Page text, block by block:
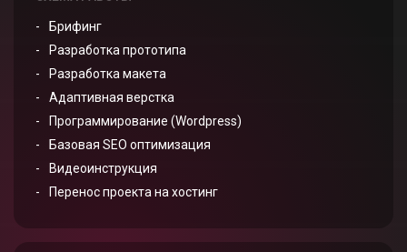
Брифинг
Разработка прототипа
Разработка макета
Адаптивная верстка
Программирование (Wordpress)
Базовая SEO оптимизация
Видеоинструкция
Перенос проекта на хостинг